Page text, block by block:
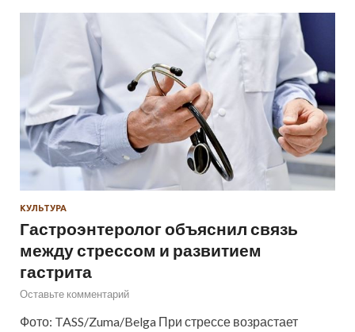
КУЛЬТУРА
Гастроэнтеролог объяснил связь
между стрессом и развитием
гастрита
Оставьте комментарий
Фото: TASS/Zuma/Belga При стрессе возрастает